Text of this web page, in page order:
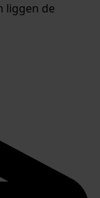
liggen de